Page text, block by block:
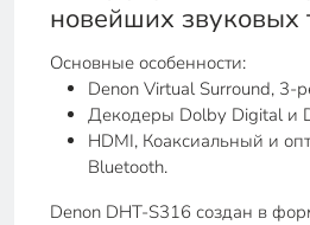
новейших звуковых
Основные особенности:
Denon Virtual Surround, 3-
Декодеры Dolby Digital и
HDMI, Коаксиальный и
Bluetooth.
Denon DHT-S316 создан в